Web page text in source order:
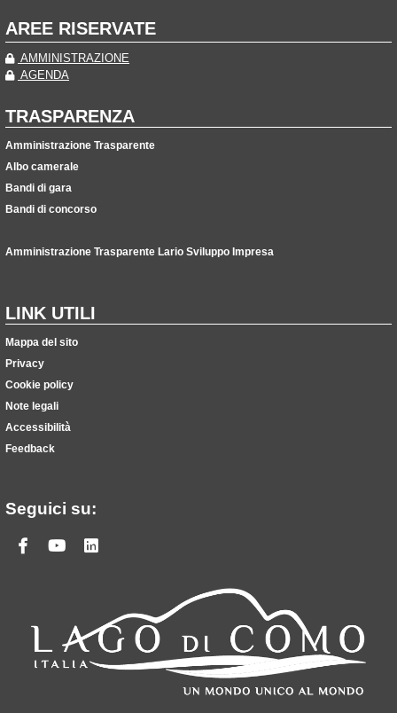
AREE RISERVATE
AMMINISTRAZIONE
AGENDA
TRASPARENZA
Amministrazione Trasparente
Albo camerale
Bandi di gara
Bandi di concorso
Amministrazione Trasparente Lario Sviluppo Impresa
LINK UTILI
Mappa del sito
Privacy
Cookie policy
Note legali
Accessibilità
Feedback
Seguici su:
Facebook
Youtube